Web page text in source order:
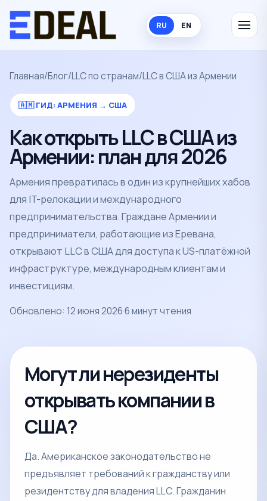
RU EN
Главная/Блог/LLC по странам/LLC в США из Армении
🇦🇲 ГИД: АРМЕНИЯ → США
Как открыть LLC в США из
Армении: план для 2026
Армения превратилась в один из крупнейших хабов
для IT-релокации и международного
предпринимательства. Граждане Армении и
предприниматели, работающие из Еревана,
открывают LLC в США для доступа к US-платёжной
инфраструктуре, международным клиентам и
инвестициям.
Обновлено: 12 июня 2026·6 минут чтения
Могут ли нерезиденты
открывать компании в
США?
Да. Американское законодательство не
предъявляет требований к гражданству или
резидентству для владения LLC. Гражданин